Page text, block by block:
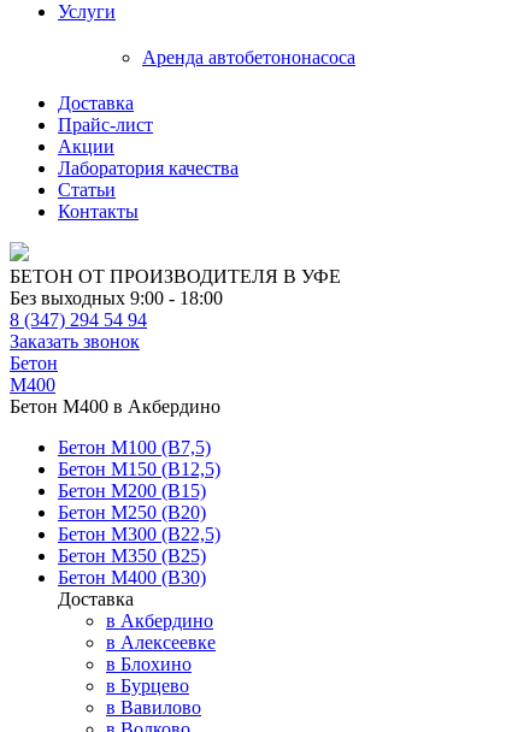
Услуги
Аренда автобетононасоса
Доставка
Прайс-лист
Акции
Лаборатория качества
Статьи
Контакты
БЕТОН ОТ ПРОИЗВОДИТЕЛЯ В УФЕ
Без выходных 9:00 - 18:00
8 (347) 294 54 94
Заказать звонок
Бетон
М400
Бетон М400 в Акбердино
Бетон М100 (В7,5)
Бетон М150 (В12,5)
Бетон М200 (В15)
Бетон М250 (В20)
Бетон М300 (В22,5)
Бетон М350 (В25)
Бетон М400 (В30)
Доставка
в Акбердино
в Алексеевке
в Блохино
в Бурцево
в Вавилово